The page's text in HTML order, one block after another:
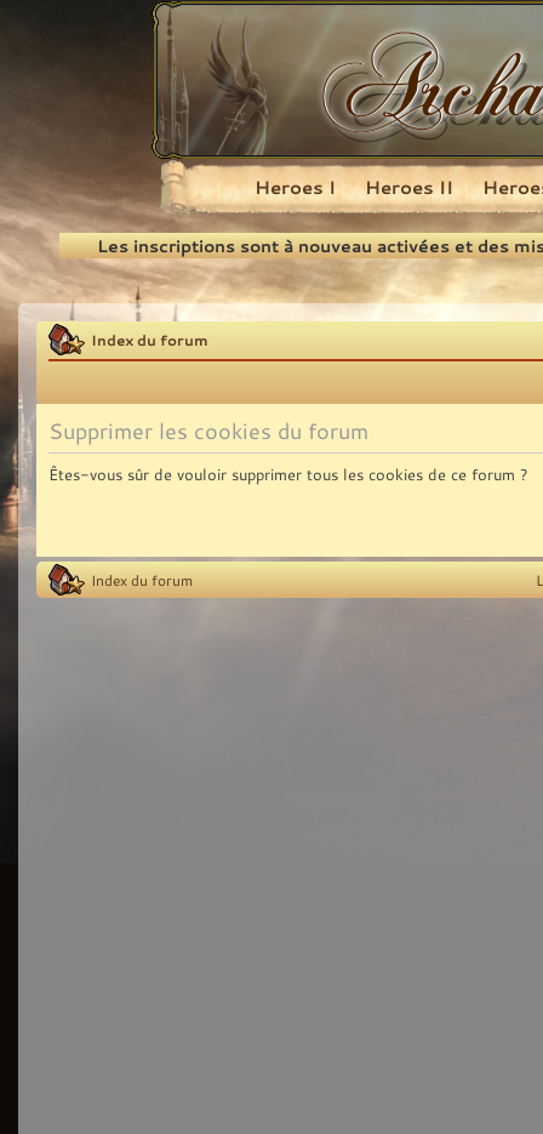
Recherche
Heroes I Heroes II
Les inscriptions sont à nouveau activées et des
Index du forum
Supprimer les cookies du forum
Êtes-vous sûr de vouloir supprimer tous les cookies de ce forum ?
Index du forum